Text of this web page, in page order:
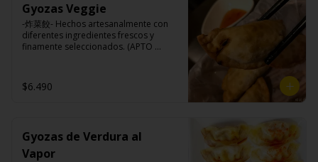
Champiñones, pimienta, sal, ajo,
cebollín, azúcar), huevo, aceite, agua,
maicena, harina tapioca, harina trigo,
sal.
Gyozas Veggie
-炸菜餃- Hechos artesanalmente con
diferentes ingredientes frescos y
finamente seleccionados. (APTO
sabores (naranja, canela, anís,
pimienta y comino).
$6.490
Gyozas de Verdura al
Vapor